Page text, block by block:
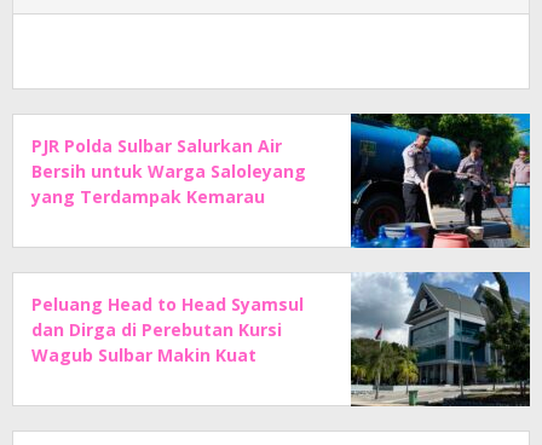
PJR Polda Sulbar Salurkan Air
Bersih untuk Warga Saloleyang
yang Terdampak Kemarau
Peluang Head to Head Syamsul
dan Dirga di Perebutan Kursi
Wagub Sulbar Makin Kuat